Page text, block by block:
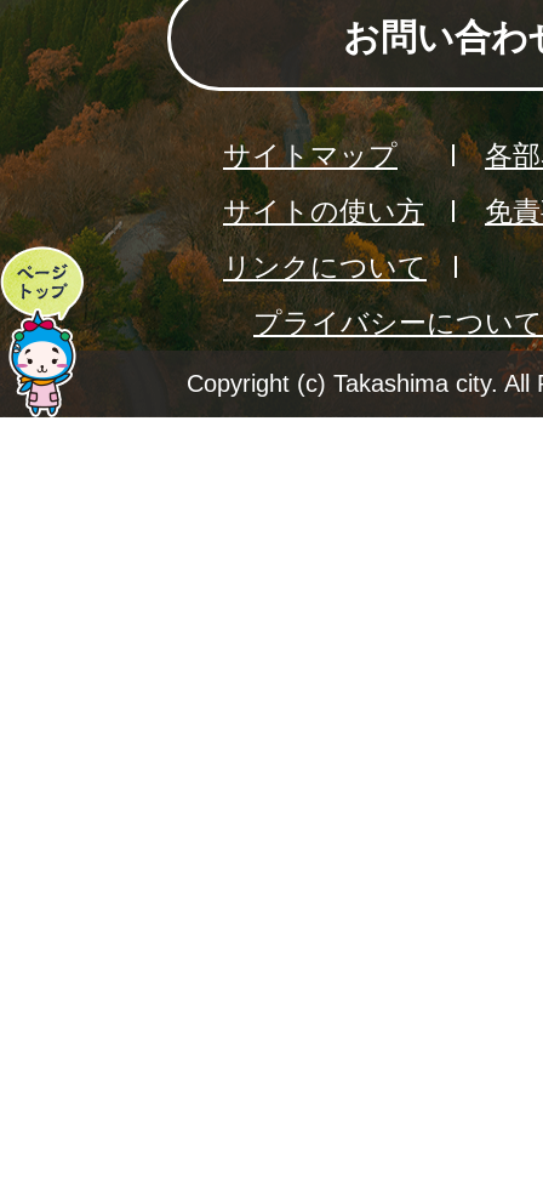
ペ
ー
ジ
お問い合わ
サイトマップ
各
サイトの使い方
免
リンクについて
プライバシーについて
Copyright (c) Takashima city. All